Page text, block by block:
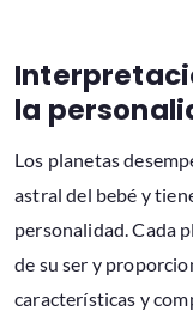
la
Los planetas
astral del bebé y
personalidad. Cada
de su ser y
características y